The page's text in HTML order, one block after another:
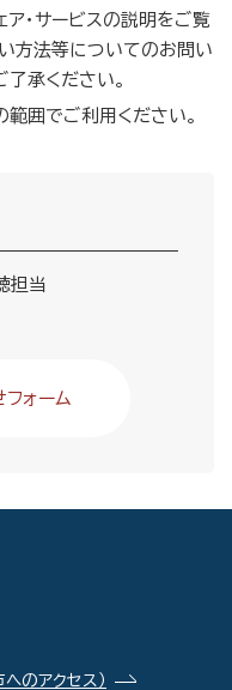
ア・サービスの説明をご覧
方法等についてのお問い
承ください。
囲でご利用ください。
担当
ォーム
へのアクセス）